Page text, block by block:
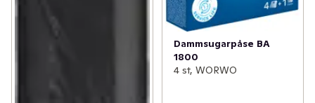
Dammsugarpåse BA
1800
4 st, WORWO